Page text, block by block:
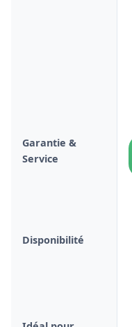
Garantie &
Service
Disponibilité